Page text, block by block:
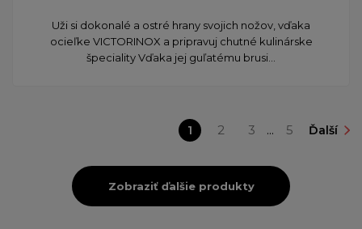
Uži si dokonalé a ostré hrany svojich nožov, vďaka
ocieľke VICTORINOX a pripravuj chutné kulinárske
špeciality Vďaka jej guľatému brusi...
1 2 3 ... 5 Ďalší
Zobraziť ďalšie produkty